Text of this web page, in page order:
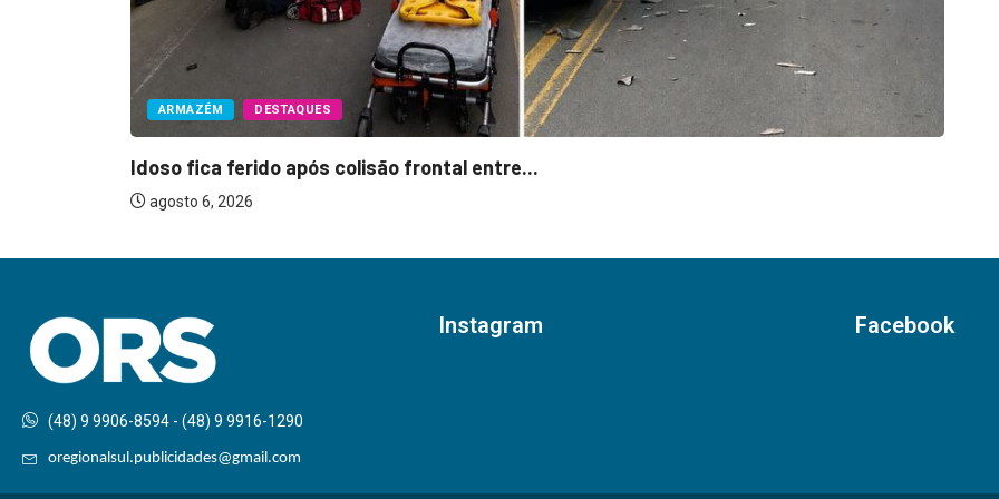
ARMAZÉM DESTAQUES
Idoso fica ferido após colisão frontal entre...
agosto 6, 2026
(48) 9 9906-8594 - (48) 9 9916-1290
oregionalsul.publicidades@gmail.com
Instagram Facebook